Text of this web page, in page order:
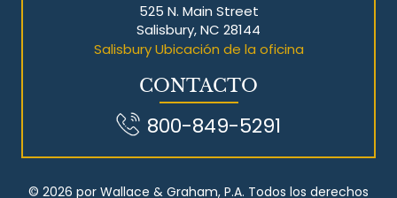
525 N. Main Street
Salisbury, NC 28144
Salisbury Ubicación de la oficina
CONTACTO
800-849-5291
© 2026 por Wallace & Graham, P.A. Todos los derechos